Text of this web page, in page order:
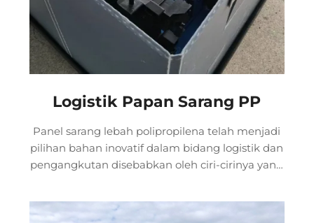
Logistik Papan Sarang PP
Panel sarang lebah polipropilena telah menjadi
pilihan bahan inovatif dalam bidang logistik dan
pengangkutan disebabkan oleh ciri-cirinya yang
struktur sarang lebah memberikan bahan ini
sifat mekanikal yang unggul, manakala bahan